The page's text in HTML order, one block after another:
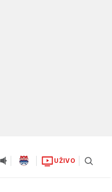
UŽIVO